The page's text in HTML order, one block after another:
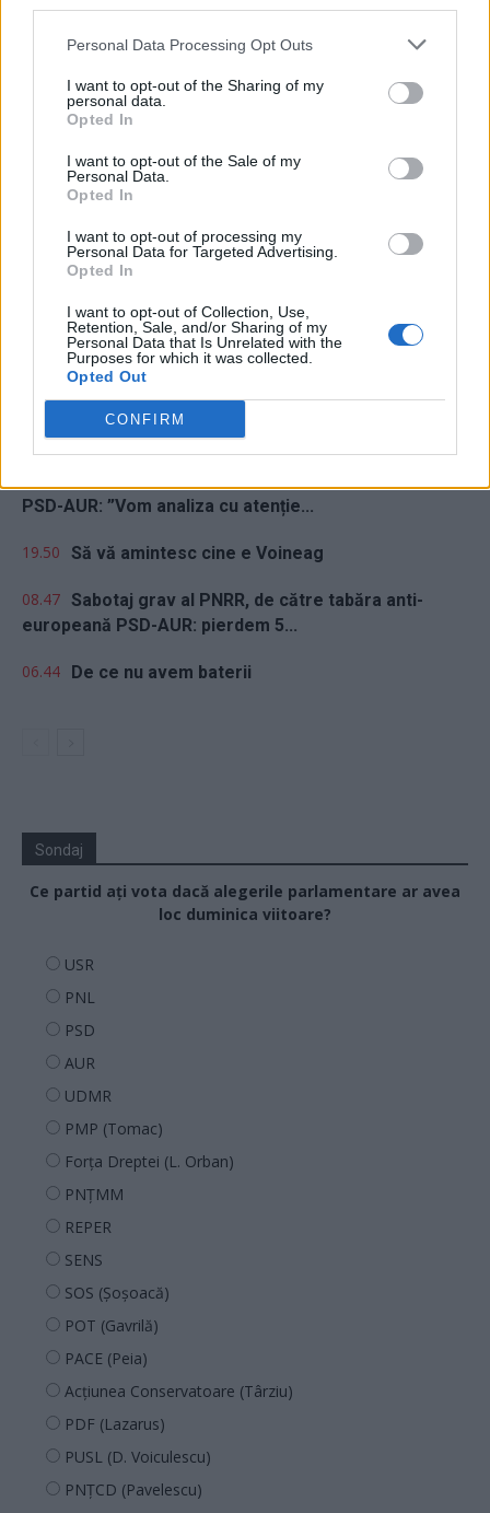
Personal Data Processing Opt Outs
I want to opt-out of the Sharing of my
personal data.
Opted In
I want to opt-out of the Sale of my
Personal Data.
Opted In
I want to opt-out of processing my
Personal Data for Targeted Advertising.
Opted In
I want to opt-out of Collection, Use,
Retention, Sale, and/or Sharing of my
Personal Data that Is Unrelated with the
Purposes for which it was collected.
Opted Out
CONFIRM
băgat persoane din...
Redacţia vineri, 16 octombrie 2020
ad
Susțineți presa liberă! Donați aici pentru
Ziaristii.com!
PSD-AUR: ”Vom analiza cu atenție...
19.50 Să vă amintesc cine e Voineag
08.47 Sabotaj grav al PNRR, de către tabăra anti-
europeană PSD-AUR: pierdem 5...
06.44 De ce nu avem baterii
Sondaj
Ce partid ați vota dacă alegerile parlamentare ar avea
loc duminica viitoare?
USR
PNL
PSD
AUR
UDMR
PMP (Tomac)
Forța Dreptei (L. Orban)
PNȚMM
REPER
SENS
SOS (Șoșoacă)
POT (Gavrilă)
PACE (Peia)
Acțiunea Conservatoare (Târziu)
PDF (Lazarus)
PUSL (D. Voiculescu)
PNȚCD (Pavelescu)